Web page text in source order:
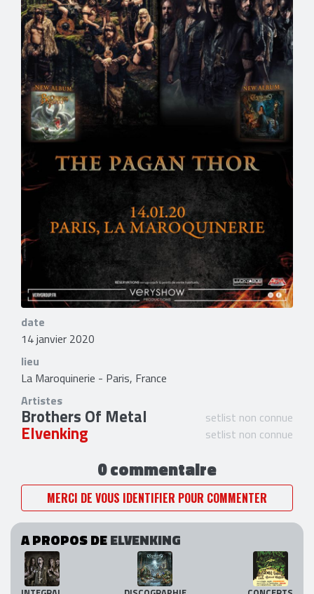
date
14 janvier 2020
lieu
La Maroquinerie - Paris, France
Artistes
Brothers Of Metal setlist non connue
Elvenking setlist non connue
0 commentaire
MERCI DE VOUS IDENTIFIER POUR COMMENTER
A PROPOS DEELVENKING